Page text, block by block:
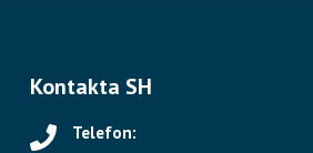
Kontakta SH
Telefon: